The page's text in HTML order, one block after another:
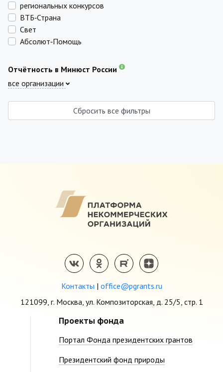
региональных конкурсов
ВТБ‑Страна
Свет
Абсолют‑Помощь
Отчётность в Минюст России
все организации
Сбросить все фильтры
Контакты | office@pgrants.ru
121099, г. Москва, ул. Композиторская, д. 25/5, стр. 1
Проекты фонда
Портал Фонда президентских грантов
Президентский фонд природы